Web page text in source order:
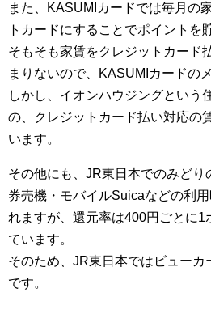
また、KASUMIカードでは毎月の
トカードにすることでポイントを
そもそも家賃をクレジットカード
まりないので、KASUMIカードの
しかし、イオンハウジングという
の、クレジットカード払い対応の
います。
その他にも、JR東日本でのみどり
券売機・モバイルSuicaなどの利
れますが、還元率は400円ごとに1
ています。
そのため、JR東日本ではビューカ
です。